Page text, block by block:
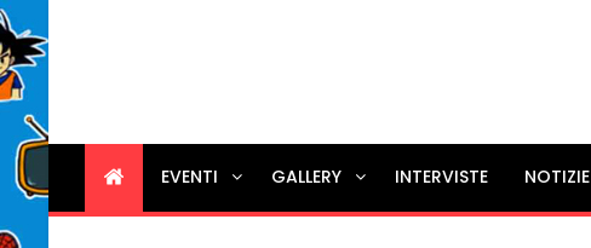
EVENTI GALLERY INTERVISTE NOTIZIE